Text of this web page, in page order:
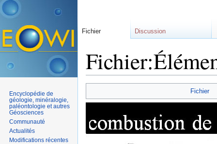
Fichier
Fichier Discussion
Encyclopédie de
géologie, minéralogie,
paléontologie et autres
Géosciences
Communauté
Actualités
Modifications récentes